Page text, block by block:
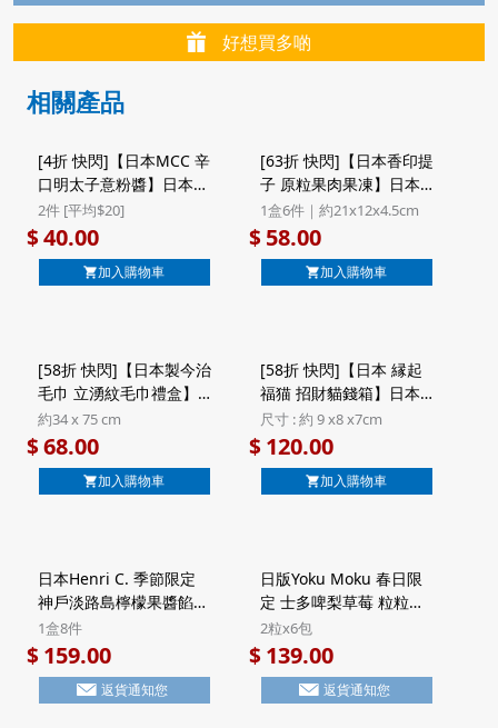
好想買多啲
相關產品
[4折 快閃]【日本MCC 辛
口明太子意粉醬】日本
Mcc la cucina 博多明太
子牛油辛辣 意粉醬 90g
($40/2件)
2件 [平均$20]
$40.00
加入購物車
[63折 快閃]【日本香印提
子 原粒果肉果凍】日本
谷口物産 香印提子 原粒
果肉啫喱果凍 禮盒 6件裝
1盒6件｜約21x12x4.5cm
$58.00
加入購物車
[58折 快閃]【日本製今治
毛巾 立湧紋毛巾禮盒】
日本Hibisaisai 日々彩々
今治毛巾 立湧紋 綠色 日
本製 純棉毛巾面巾 禮盒
約34 x 75 cm
$68.00
加入購物車
[58折 快閃]【日本 縁起
福猫 招財貓錢箱】日本
招福招財 工藝製造 縁起
文字丸猫 福字 招財貓錢
箱
尺寸 : 約 9 x8 x7cm
$120.00
加入購物車
日本Henri C. 季節限定
神戶淡路島檸檬果醬餡餅
法式Financier費南雪蛋
糕 禮盒 (1盒8件)【市集
世界 - 日本市集】
1盒8件
$159.00
返貨通知您
日版Yoku Moku 春日限
定 士多啤梨草莓 粒粒方
塊酥餅 禮盒 (2粒x6包)
【市集世界 - 日本市集】
2粒x6包
$139.00
返貨通知您